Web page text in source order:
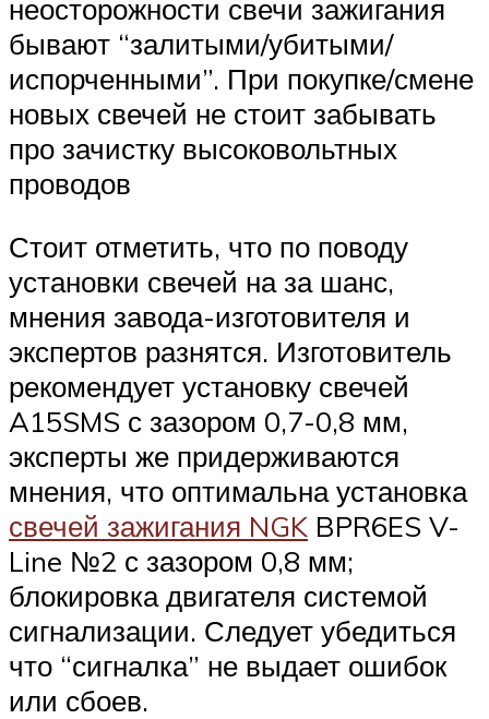
неосторожности свечи зажигания
бывают “залитыми/убитыми/
испорченными”. При покупке/смене
новых свечей не стоит забывать
про зачистку высоковольтных
проводов
Стоит отметить, что по поводу
установки свечей на за шанс,
мнения завода-изготовителя и
экспертов разнятся. Изготовитель
рекомендует установку свечей
A15SMS с зазором 0,7-0,8 мм,
эксперты же придерживаются
мнения, что оптимальна установка
свечей зажигания NGK BPR6ES V-
Line №2 с зазором 0,8 мм;
блокировка двигателя системой
сигнализации. Следует убедиться
что “сигналка” не выдает ошибок
или сбоев.